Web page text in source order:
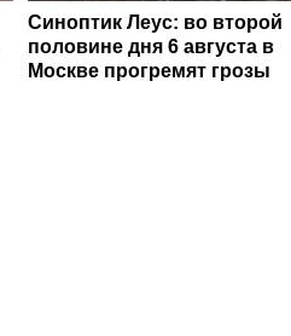
Синоптик Леус: во второй
половине дня 6 августа в
Москве прогремят грозы